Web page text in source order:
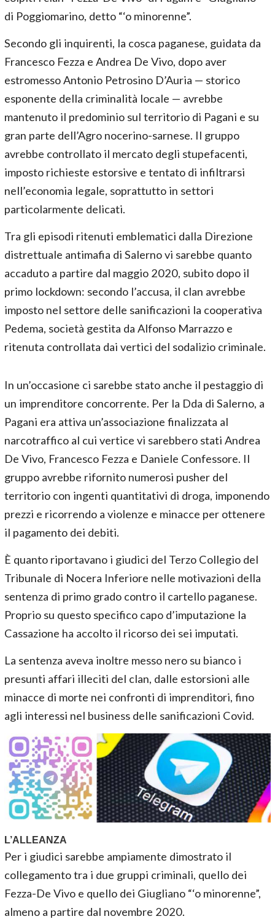
di Poggiomarino, detto “‘o minorenne”.
Secondo gli inquirenti, la cosca paganese, guidata da
Francesco Fezza e Andrea De Vivo, dopo aver
estromesso Antonio Petrosino D’Auria — storico
esponente della criminalità locale — avrebbe
mantenuto il predominio sul territorio di Pagani e su
gran parte dell’Agro nocerino-sarnese. Il gruppo
avrebbe controllato il mercato degli stupefacenti,
imposto richieste estorsive e tentato di infiltrarsi
nell’economia legale, soprattutto in settori
particolarmente delicati.
Tra gli episodi ritenuti emblematici dalla Direzione
distrettuale antimafia di Salerno vi sarebbe quanto
accaduto a partire dal maggio 2020, subito dopo il
primo lockdown: secondo l’accusa, il clan avrebbe
imposto nel settore delle sanificazioni la cooperativa
Pedema, società gestita da Alfonso Marrazzo e
ritenuta controllata dai vertici del sodalizio criminale.
In un’occasione ci sarebbe stato anche il pestaggio di
un imprenditore concorrente. Per la Dda di Salerno, a
Pagani era attiva un’associazione finalizzata al
narcotraffico al cui vertice vi sarebbero stati Andrea
De Vivo, Francesco Fezza e Daniele Confessore. Il
gruppo avrebbe rifornito numerosi pusher del
territorio con ingenti quantitativi di droga, imponendo
prezzi e ricorrendo a violenze e minacce per ottenere
il pagamento dei debiti.
È quanto riportavano i giudici del Terzo Collegio del
Tribunale di Nocera Inferiore nelle motivazioni della
sentenza di primo grado contro il cartello paganese.
Proprio su questo specifico capo d’imputazione la
Cassazione ha accolto il ricorso dei sei imputati.
La sentenza aveva inoltre messo nero su bianco i
presunti affari illeciti del clan, dalle estorsioni alle
minacce di morte nei confronti di imprenditori, fino
agli interessi nel business delle sanificazioni Covid.
L’ALLEANZA
Per i giudici sarebbe ampiamente dimostrato il
collegamento tra i due gruppi criminali, quello dei
Fezza-De Vivo e quello dei Giugliano “‘o minorenne”,
almeno a partire dal novembre 2020.